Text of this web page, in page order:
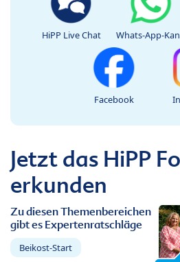
HiPP Live Chat Whats-App-
Facebook
Jetzt das HiPP
erkunden
Zu diesen Themenbereichen
gibt es Expertenratschläge
Beikost-Start